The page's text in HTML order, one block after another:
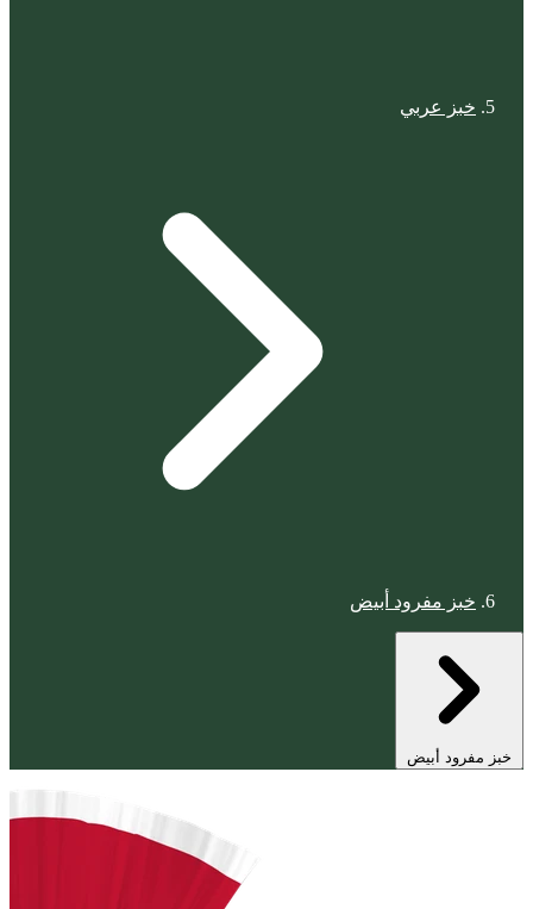
خبز عربي
خبز مفرود أبيض
خبز مفرود أبيض